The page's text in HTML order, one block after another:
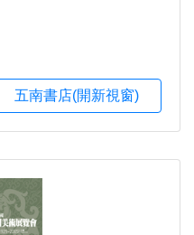
五南書店(開新視窗)